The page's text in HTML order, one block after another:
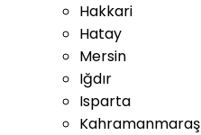
Hakkari
Hatay
Mersin
Iğdır
Isparta
Kahramanmaraş